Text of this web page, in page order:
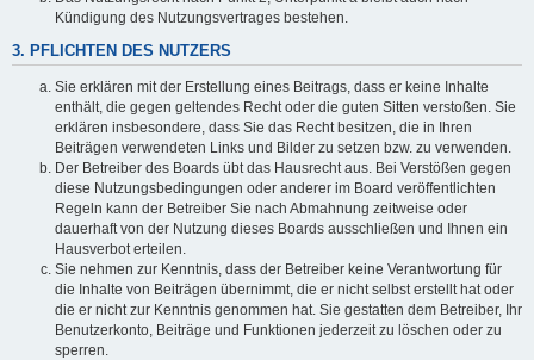
Kündigung des Nutzungsvertrages bestehen.
3. PFLICHTEN DES NUTZERS
Sie erklären mit der Erstellung eines Beitrags, dass er keine Inhalte
enthält, die gegen geltendes Recht oder die guten Sitten verstoßen. Sie
erklären insbesondere, dass Sie das Recht besitzen, die in Ihren
Beiträgen verwendeten Links und Bilder zu setzen bzw. zu verwenden.
Der Betreiber des Boards übt das Hausrecht aus. Bei Verstößen gegen
diese Nutzungsbedingungen oder anderer im Board veröffentlichten
Regeln kann der Betreiber Sie nach Abmahnung zeitweise oder
dauerhaft von der Nutzung dieses Boards ausschließen und Ihnen ein
Hausverbot erteilen.
Sie nehmen zur Kenntnis, dass der Betreiber keine Verantwortung für
die Inhalte von Beiträgen übernimmt, die er nicht selbst erstellt hat oder
die er nicht zur Kenntnis genommen hat. Sie gestatten dem Betreiber, Ihr
Benutzerkonto, Beiträge und Funktionen jederzeit zu löschen oder zu
sperren.